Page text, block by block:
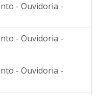
- Ouvidoria -
- Ouvidoria -
- Ouvidoria -